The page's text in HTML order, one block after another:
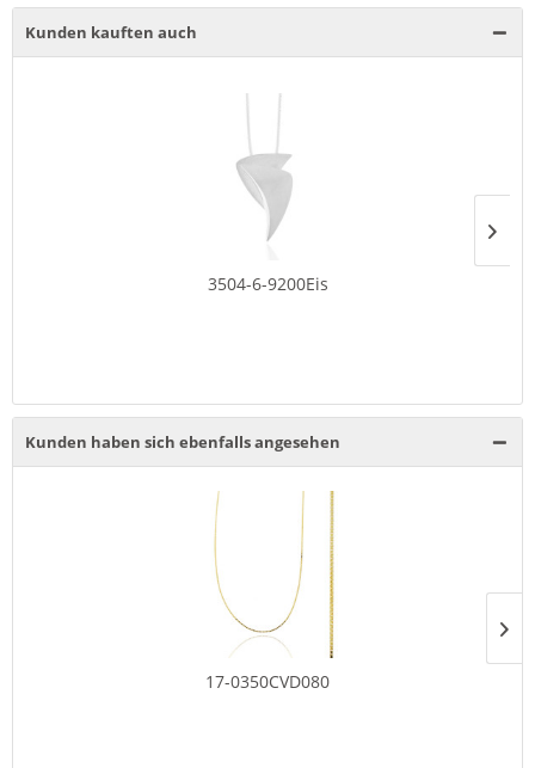
Kunden kauften auch
3504-6-9200Eis
Kunden haben sich ebenfalls angesehen
17-0350CVD080